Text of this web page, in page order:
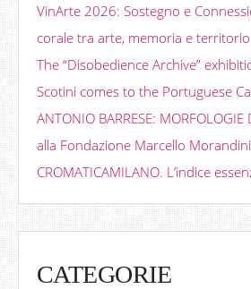
VinArte 2026: Sostegno e
corale tra arte, memoria e territorio
The “Disobedience Archive”
Scotini comes to the Portuguese
ANTONIO BARRESE:
alla Fondazione Marcello
CROMATICAMILANO. L’indice
CATEGORIE